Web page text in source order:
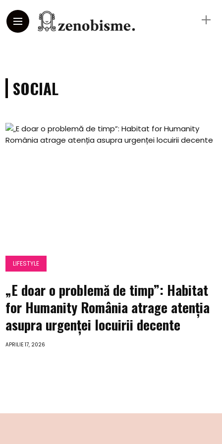
SOCIAL
LIFESTYLE
„E doar o problemă de timp”: Habitat
for Humanity România atrage atenția
asupra urgenței locuirii decente
APRILIE 17, 2026